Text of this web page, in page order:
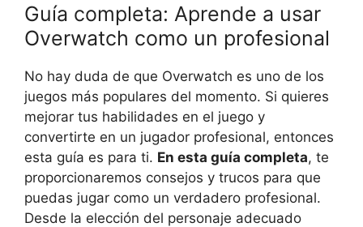
Guía completa: Aprende a usar
Overwatch como un profesional
No hay duda de que Overwatch es uno de los
juegos más populares del momento. Si quieres
mejorar tus habilidades en el juego y
convertirte en un jugador profesional, entonces
esta guía es para ti. En esta guía completa, te
proporcionaremos consejos y trucos para que
puedas jugar como un verdadero profesional.
Desde la elección del personaje adecuado